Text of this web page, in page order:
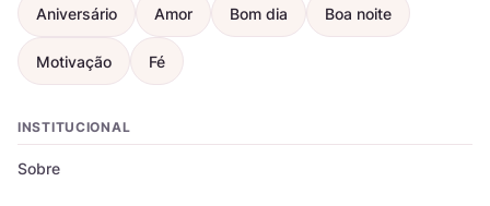
Aniversário Amor Bom dia Boa noite
Motivação Fé
INSTITUCIONAL
Sobre